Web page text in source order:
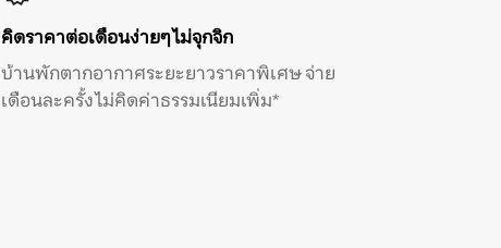
คิดราคาต่อเดือนง่ายๆ ไม่จุกจิก
บ้านพักตากอากาศระยะยาวราคาพิเศษ จ่าย
เดือนละครั้ง ไม่คิดค่าธรรมเนียมเพิ่ม*